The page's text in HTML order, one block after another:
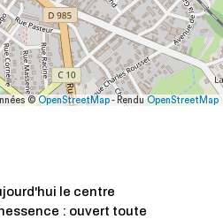
©OpenStreetMap- Rendu OpenStreetMap
le centre
: ouvert toute